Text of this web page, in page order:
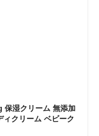
保湿クリーム 無添加
ィクリーム ベビーク